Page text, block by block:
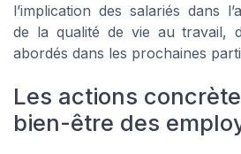
l’implication des salariés dans
de la qualité de vie au travail,
abordés dans les prochaines
Les actions
bien-être des